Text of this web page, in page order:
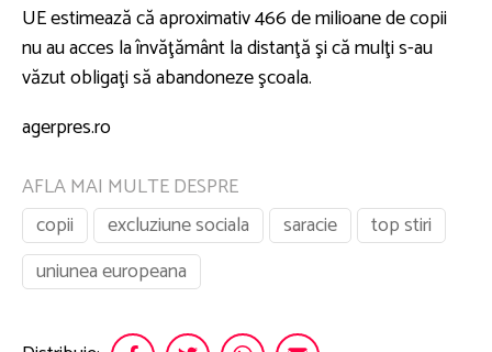
UE estimează că aproximativ 466 de milioane de copii
nu au acces la învăţământ la distanţă şi că mulţi s-au
văzut obligaţi să abandoneze şcoala.
agerpres.ro
AFLA MAI MULTE DESPRE
copii
excluziune sociala saracie
top stiri
uniunea europeana